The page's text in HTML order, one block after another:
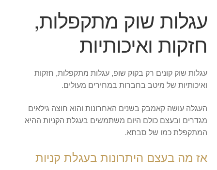
עגלות שוק מתקפלות,
חזקות ואיכותיות
עגלות שוק קונים רק בקוק שופ, עגלות מתקפלות, חזקות
ואיכותיות של מיטב בחברות במחירים מעולים.
העגלה עושה קאמבק בשנים האחרונות והוא חוצה גילאים
מגדרים ובעצם כולם היום משתמשים בעגלת הקניות ההיא
המתקפלת כמו של סבתא.
אז מה בעצם היתרונות בעגלת קניות